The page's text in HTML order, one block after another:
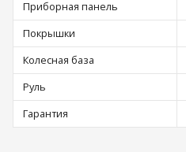
Приборная панель
Покрышки
Колесная база
Руль
Гарантия